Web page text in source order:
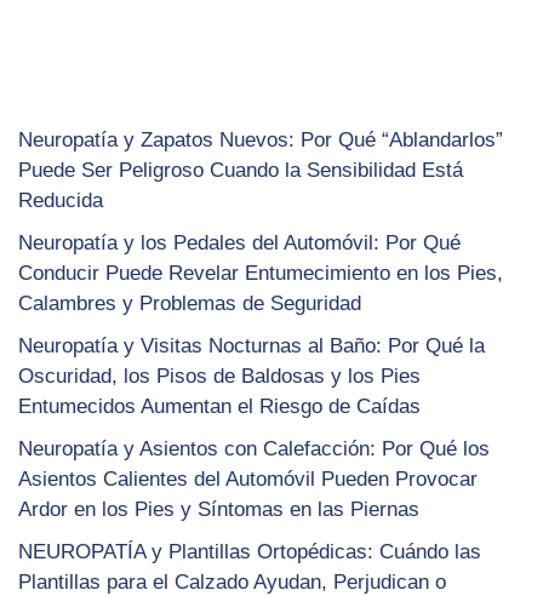
Neuropatía y Zapatos Nuevos: Por Qué “Ablandarlos”
Puede Ser Peligroso Cuando la Sensibilidad Está
Reducida
Neuropatía y los Pedales del Automóvil: Por Qué
Conducir Puede Revelar Entumecimiento en los Pies,
Calambres y Problemas de Seguridad
Neuropatía y Visitas Nocturnas al Baño: Por Qué la
Oscuridad, los Pisos de Baldosas y los Pies
Entumecidos Aumentan el Riesgo de Caídas
Neuropatía y Asientos con Calefacción: Por Qué los
Asientos Calientes del Automóvil Pueden Provocar
Ardor en los Pies y Síntomas en las Piernas
NEUROPATÍA y Plantillas Ortopédicas: Cuándo las
Plantillas para el Calzado Ayudan, Perjudican o